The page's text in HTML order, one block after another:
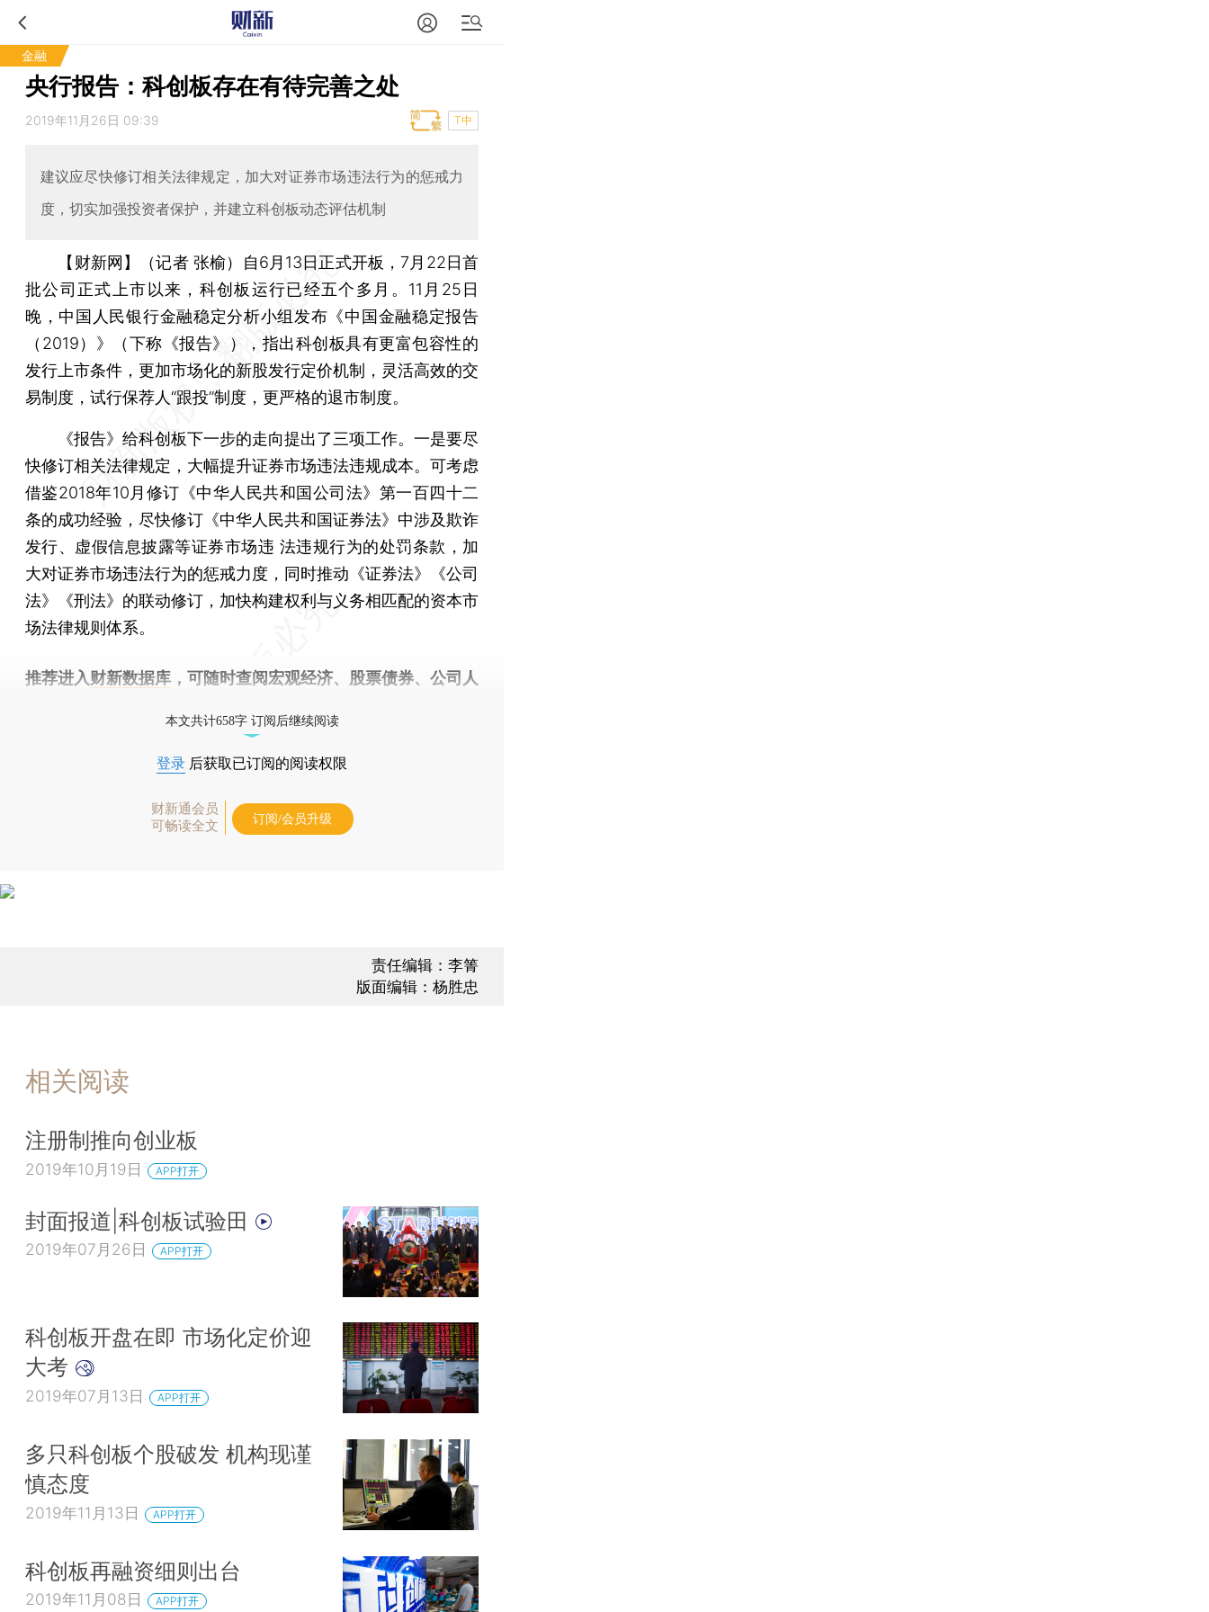
金融
央行报告：科创板存在有待完善之处
2019年11月26日 09:39 T中
建议应尽快修订相关法律规定，加大对证券市场违法行为的惩戒力
度，切实加强投资者保护，并建立科创板动态评估机制
【财新网】（记者 张榆）
自6月13日正式开板，7月22日首
批公司正式上市以来，科创板运行已经五个多月。11月25日
晚，中国人民银行金融稳定分析小组发布《中国金融稳定报告
（2019）》（下称《报告》），指出科创板具有更富包容性的
发行上市条件，更加市场化的新股发行定价机制，灵活高效的交
易制度，试行保荐人“跟投”制度，更严格的退市制度。
《报告》给科创板下一步的走向提出了三项工作。一是要尽
快修订相关法律规定，大幅提升证券市场违法违规成本。可考虑
借鉴2018年10月修订《中华人民共和国公司法》第一百四十二
条的成功经验，尽快修订《中华人民共和国证券法》中涉及欺诈
发行、虚假信息披露等证券市场违 法违规行为的处罚条款，加
大对证券市场违法行为的惩戒力度，同时推动《证券法》《公司
法》《刑法》的联动修订，加快构建权利与义务相匹配的资本市
场法律规则体系。
推荐进入财新数据库 ，可随时查阅宏观经济、股票债券、公司人
本文共计658字 订阅后继续阅读
登录 后获取已订阅的阅读权限
财新通会员
可畅读全文
订阅/会员升级
责任编辑：李箐
版面编辑：杨胜忠
相关阅读
注册制推向创业板
2019年10月19日 APP打开
封面报道|科创板试验田
2019年07月26日 APP打开
科创板开盘在即 市场化定价迎
大考
2019年07月13日 APP打开
多只科创板个股破发 机构现谨
慎态度
2019年11月13日 APP打开
科创板再融资细则出台
2019年11月08日 APP打开